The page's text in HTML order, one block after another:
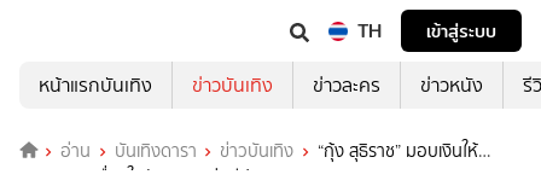
TH
เข้าสู่ระบบ
หน้าแรกบันเทิง
ข่าวบันเทิง ข่าวละคร ข่าวหนัง รี
อ่าน บันเทิงดารา ข่าวบันเทิง
“กุ้ง สุธิราช” มอบเงินให้
รพ.ศิริราช เนื่องในวันเกิด “แม่ทวีป”